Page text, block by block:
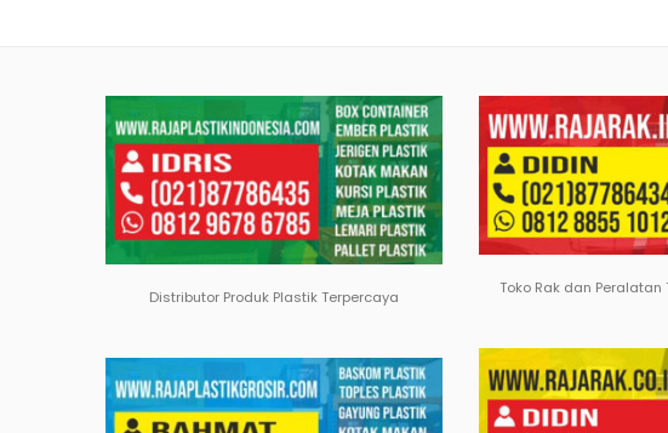
Distributor Produk Plastik Terpercaya Toko Rak dan Peralatan